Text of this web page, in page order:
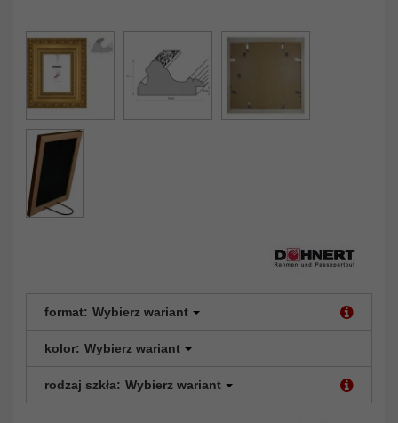
format: Wybierz wariant
kolor: Wybierz wariant
rodzaj szkła: Wybierz wariant